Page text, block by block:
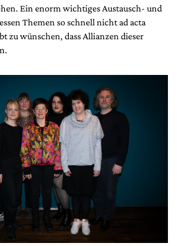
Ein enorm wichtiges Austausch- und
Themen so schnell nicht ad acta
zu wünschen, dass Allianzen dieser